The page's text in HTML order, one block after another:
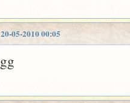
20-05-2010 00:05
gg